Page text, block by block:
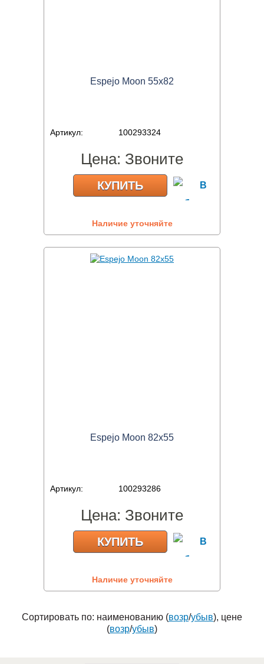
Espejo Moon 55x82
Артикул: 100293324
Цена: Звоните
КУПИТЬ
Наличие уточняйте
Espejo Moon 82x55
Артикул: 100293286
Цена: Звоните
КУПИТЬ
Наличие уточняйте
Сортировать по: наименованию (возр/убыв), цене
(возр/убыв)